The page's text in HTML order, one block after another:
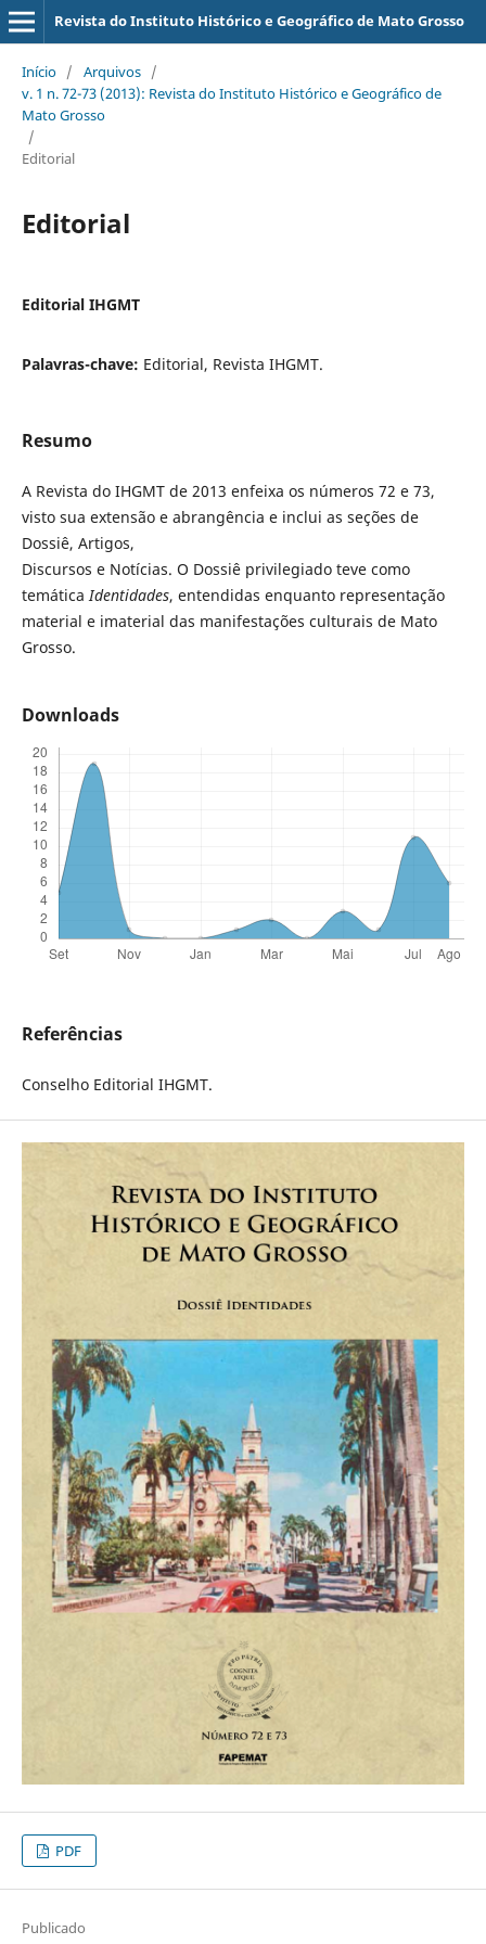
Revista do Instituto Histórico e Geográfico de Mato Grosso
Início / Arquivos /
v. 1 n. 72-73 (2013): Revista do Instituto Histórico e Geográfico de
Mato Grosso
/
Editorial
Editorial
Editorial IHGMT
Palavras-chave: Editorial, Revista IHGMT.
Resumo
A Revista do IHGMT de 2013 enfeixa os números 72 e 73,
visto sua extensão e abrangência e inclui as seções de
Dossiê, Artigos,
Discursos e Notícias. O Dossiê privilegiado teve como
temáticaIdentidades, entendidas enquanto representação
material e imaterial das manifestações culturais de Mato
Grosso.
Downloads
Referências
Conselho Editorial IHGMT.
PDF
Publicado